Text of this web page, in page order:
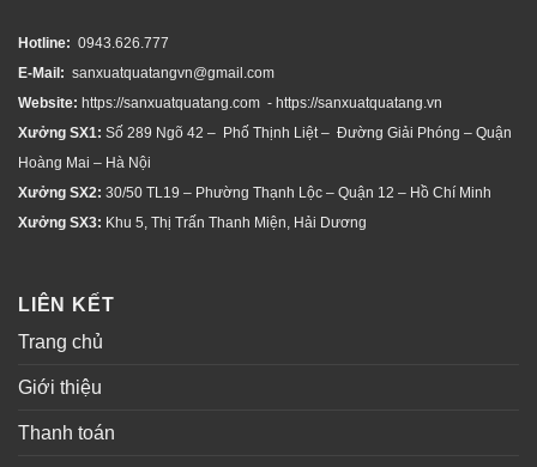
Hotline: 0943.626.777
E-Mail: sanxuatquatangvn@gmail.com
Website: https://sanxuatquatang.com - https://sanxuatquatang.vn
Xưởng SX1: Số 289 Ngõ 42 – Phố Thịnh Liệt – Đường Giải Phóng – Quận
Hoàng Mai – Hà Nội
Xưởng SX2: 30/50 TL19 – Phường Thạnh Lộc – Quận 12 – Hồ Chí Minh
Xưởng SX3: Khu 5, Thị Trấn Thanh Miện, Hải Dương
LIÊN KẾT
Trang chủ
Giới thiệu
Thanh toán